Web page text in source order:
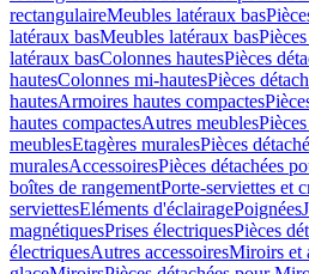
rectangulaireMeubles latéraux bas
latéraux basMeubles latéraux bas
latéraux basColonnes hautesPièces
hautesColonnes mi-hautesPièces
hautesArmoires hautes compactes
hautes compactesAutres meubles
meublesEtagères muralesPièces
muralesAccessoiresPièces détachées
boîtes de rangementPorte-serviettes et
serviettesEléments d'éclairagePoignées
magnétiquesPrises électriquesPièces
électriquesAutres accessoiresMiroirs et